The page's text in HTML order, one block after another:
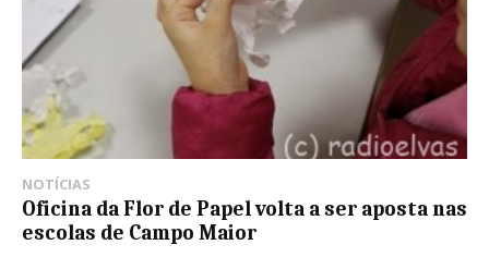
NOTÍCIAS
Oficina da Flor de Papel volta a ser aposta nas
escolas de Campo Maior